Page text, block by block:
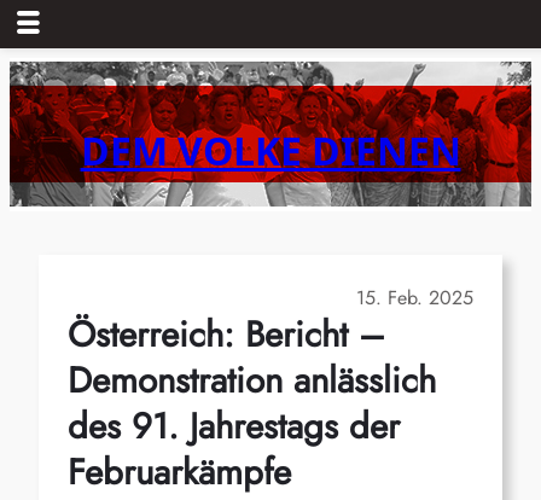
Zum
Inhalt
springenDEM VOLKE DIENEN
15. Feb. 2025
Österreich: Bericht –
Demonstration anlässlich
des 91. Jahrestags der
Februarkämpfe